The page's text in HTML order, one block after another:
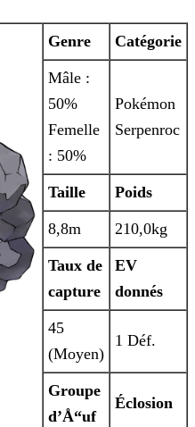
Genre Catégorie
Mâle :
50%
Femelle
: 50%
Pokémon
Serpenroc
Taille Poids
8,8m 210,0kg
Taux de
capture
EV
donnés
45
(Moyen)
1 Déf.
Groupe
d’Å“uf
Éclosion